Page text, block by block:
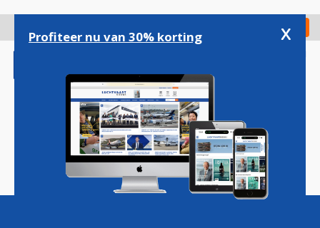
gaan
Check in
Magazine Podcasts Vacatures
Profiteer nu van 30% korting x